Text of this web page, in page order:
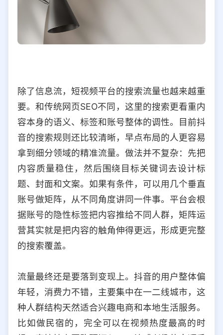
除了信息流，短视频平台的搜索流量也越来越重
要。和传统网页SEO不同，这里的搜索更看重内
容本身的语义、标签和账号整体的调性。目前抖
音的搜索规则还比较清晰，早点布局的人更容易
拿到细分领域的精准流量。做法并不复杂：先把
内容质量稳住，然后围绕目标关键词去设计标
题、封面和文案。如果有条件，可以用几个垂直
账号做矩阵，从不同角度讲同一件事。平台会根
据账号的隐性标签把内容推给不同人群，矩阵运
营其实就是把内容的触角伸得更远，形成更完整
的搜索覆盖。
流量最终还是要落到变现上。抖音的用户整体偏
年轻，消费力不错，主要集中在一二线城市，这
种人群结构天然适合兴趣电商和本地生活服务。
比如做民宿的，完全可以在视频热度最高的时